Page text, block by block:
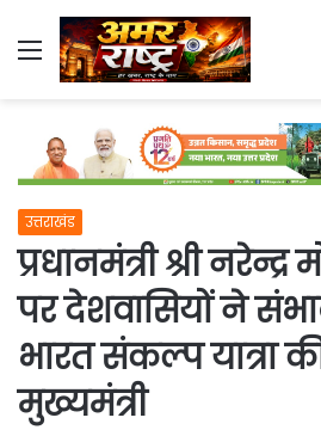
Menu
उत्तराखंड
प्रधानमंत्री श्री
पर देशवासियों ने
भारत संकल्प यात्रा
मुख्यमंत्री